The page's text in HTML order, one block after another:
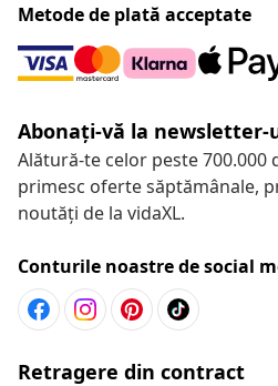
Metode de plată acceptate
Abonați-vă la newsletter-
Alătură-te celor peste
primesc oferte săptămânale,
noutăți de la vidaXL.
Conturile noastre de social
Retragere din contract